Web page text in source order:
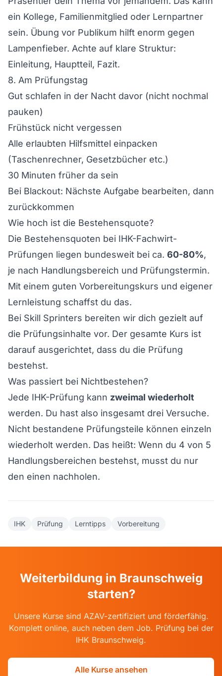
ein Kollege, Familienmitglied oder Lernpartner
sein. Übung vor Publikum hilft enorm gegen
Lampenfieber. Achte auf klare Struktur:
Einleitung, Hauptteil, Fazit.
8. Am Prüfungstag
Gut schlafen in der Nacht davor (nicht nochmal
pauken)
Frühstück nicht vergessen
Alle erlaubten Hilfsmittel einpacken
(Taschenrechner, Gesetzbücher etc.)
30 Minuten früher da sein
Bei Blackout: Nächste Aufgabe bearbeiten, dann
zurückkommen
Wie hoch ist die Bestehensquote?
Die Bestehensquoten bei IHK-Fachwirt-
Prüfungen liegen bundesweit bei ca. 60-80%,
je nach Handlungsbereich und Prüfungstermin.
Mit einem guten Vorbereitungskurs und eigener
Lernleistung schaffst du das.
Bei Skill Sprinters bereiten wir dich gezielt auf
die Prüfungsinhalte vor. Der gesamte Kurs ist
darauf ausgerichtet, dass du die Prüfung
bestehst.
Was passiert bei Nichtbestehen?
Jede IHK-Prüfung kann zweimal wiederholt
werden. Du hast also insgesamt drei Versuche.
Nicht bestandene Prüfungsteile können einzeln
wiederholt werden. Das heißt: Wenn du 4 von 5
Handlungsbereichen bestehst, musst du nur
den einen nachholen.
IHK Prüfung Lerntipps Vorbereitung
Weiterbildung in Braunschweig
starten?
Unsere Kurse sind AZAV-zertifiziert und förderfähig.
Komplett online, auch neben dem Job. Prüfung bei der
IHK Braunschweig.
Alle Kurse ansehen